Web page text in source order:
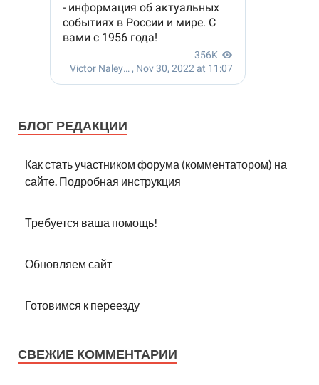
БЛОГ РЕДАКЦИИ
Как стать участником форума (комментатором) на
сайте. Подробная инструкция
Требуется ваша помощь!
Обновляем сайт
Готовимся к переезду
СВЕЖИЕ КОММЕНТАРИИ